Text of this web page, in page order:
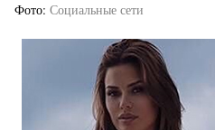
Фото Социальные сети